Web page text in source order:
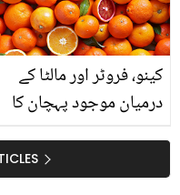
کینو، فروٹر اور مالٹا کے
درمیان موجود پہچان کا